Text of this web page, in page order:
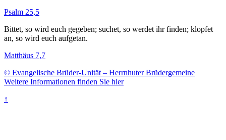
Psalm 25,5
Bittet, so wird euch gegeben; suchet, so werdet ihr finden; klopfet
an, so wird euch aufgetan.
Matthäus 7,7
© Evangelische Brüder-Unität – Herrnhuter Brüdergemeine
Weitere Informationen finden Sie hier
↑